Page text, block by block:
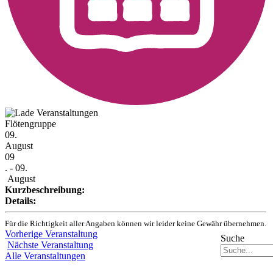
Suche
Flötengruppe
09.
August
09
. - 09.
August
Kurzbeschreibung:
Details:
Für die Richtigkeit aller Angaben können wir leider keine Gewähr übernehmen.
Vorherige Veranstaltung
Nächste Veranstaltung
Alle Veranstaltungen